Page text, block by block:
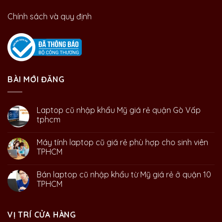
Chính sách và quy định
BÀI MỚI ĐĂNG
Laptop cũ nhập khẩu Mỹ giá rẻ quận Gò Vấp
tphcm
Máy tính laptop cũ giá rẻ phù hợp cho sinh viên
TPHCM
Bán laptop cũ nhập khẩu từ Mỹ giá rẻ ở quận 10
TPHCM
VỊ TRÍ CỬA HÀNG